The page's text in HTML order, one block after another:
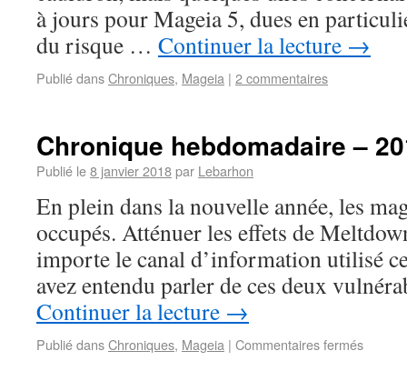
à jours pour Mageia 5, dues en
du risque … Continuer la lecture →
Publié dansChroniques, Mageia | 2 commentaires
Chronique hebdomadaire –
Publié le8 janvier 2018par Lebarhon
En plein dans la nouvelle année, les
occupés. Atténuer les effets de
importe le canal d’information utilisé
avez entendu parler de ces deux
Continuer la lecture →
Publié dansChroniques, Mageia | Commentaires fermés